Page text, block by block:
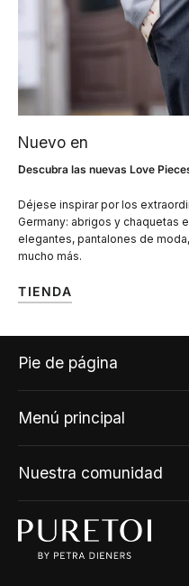
Nuevo en
Descubra las nuevas Love
Déjese inspirar por los
Germany: abrigos y chaquetas
elegantes, pantalones de
mucho más.
TIENDA
Pie de página
Menú principal
Nuestra comunidad